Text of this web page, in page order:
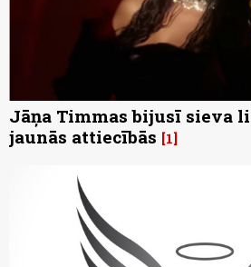
Jāņa Timmas bijusī sieva
jaunās attiecībās 1